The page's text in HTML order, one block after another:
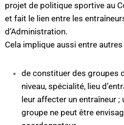
projet de politique sportive au
et fait le lien entre les
d’Administration.
Cela implique aussi entre autres
de constituer des groupes
niveau, spécialité, lieu
leur affecter un entraîneur ;
groupe ne peut être